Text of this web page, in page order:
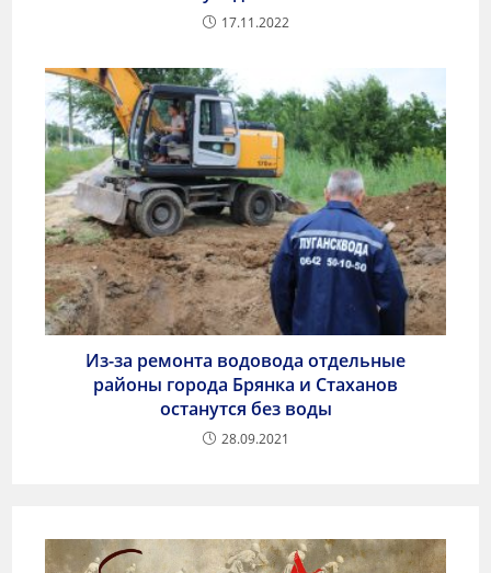
17.11.2022
Из-за ремонта водовода отдельные
районы города Брянка и Стаханов
останутся без воды
28.09.2021